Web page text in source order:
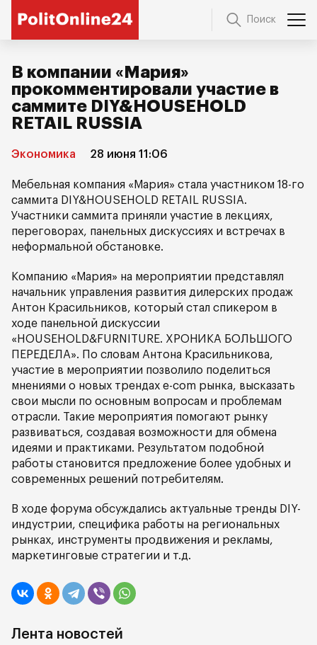
Поиск
В компании «Мария»
прокомментировали участие в
саммите DIY&HOUSEHOLD
RETAIL RUSSIA
Экономика 28 июня 11:06
Мебельная компания «Мария» стала участником 18-го
саммита DIY&HOUSEHOLD RETAIL RUSSIA.
Участники саммита приняли участие в лекциях,
переговорах, панельных дискуссиях и встречах в
неформальной обстановке.
Компанию «Мария» на мероприятии представлял
начальник управления развития дилерских продаж
Антон Красильников, который стал спикером в
ходе панельной дискуссии
«HOUSEHOLD&FURNITURE. ХРОНИКА БОЛЬШОГО
ПЕРЕДЕЛА». По словам Антона Красильникова,
участие в мероприятии позволило поделиться
мнениями о новых трендах e-com рынка, высказать
свои мысли по основным вопросам и проблемам
отрасли. Такие мероприятия помогают рынку
развиваться, создавая возможности для обмена
идеями и практиками. Результатом подобной
работы становится предложение более удобных и
современных решений потребителям.
В ходе форума обсуждались актуальные тренды DIY-
индустрии, специфика работы на региональных
рынках, инструменты продвижения и рекламы,
маркетинговые стратегии и т.д.
Лента новостей